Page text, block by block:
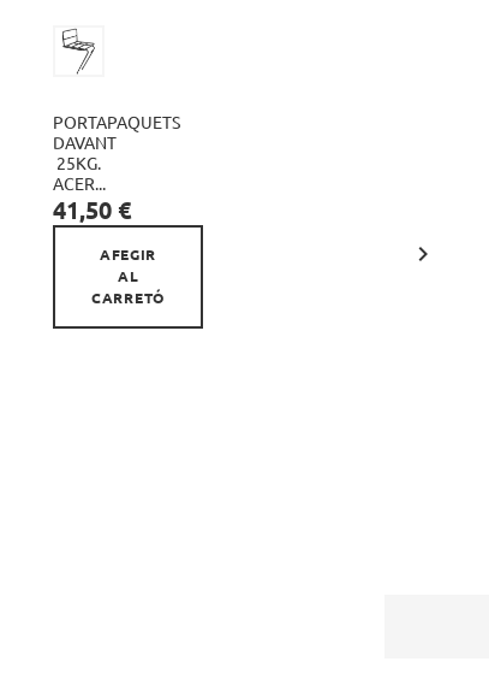
PORTAPAQUETS
DAVANT
25KG.
ACER...
Preu
41,50 €
AFEGIR
AL
CARRETÓ
